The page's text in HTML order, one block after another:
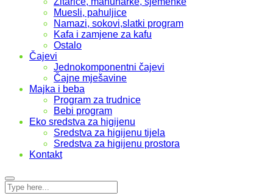
Muesli, pahuljice
Namazi, sokovi,slatki program
Kafa i zamjene za kafu
Ostalo
Čajevi
Jednokomponentni čajevi
Čajne mješavine
Majka i beba
Program za trudnice
Bebi program
Eko sredstva za higijenu
Sredstva za higijenu tijela
Sredstva za higijenu prostora
Kontakt